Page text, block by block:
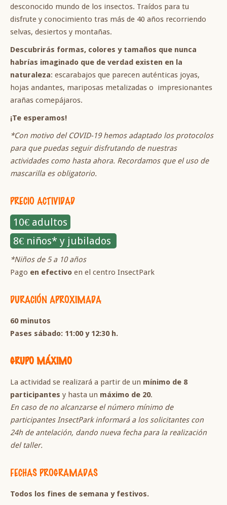
desconocido mundo de los insectos. Traídos para tu
disfrute y conocimiento tras más de 40 años recorriendo
selvas, desiertos y montañas.
Descubrirás formas, colores y tamaños que nunca
habrías imaginado que de verdad existen en la
naturaleza: escarabajos que parecen auténticas joyas,
hojas andantes, mariposas metalizadas o impresionantes
arañas comepájaros.
¡Te esperamos!
*Con motivo del COVID-19 hemos adaptado los protocolos
para que puedas seguir disfrutando de nuestras
actividades como hasta ahora. Recordamos que el uso de
mascarilla es obligatorio.
PRECIO ACTIVIDAD
10€ adultos
8€ niños* y jubilados
*Niños de 5 a 10 años
Pago en efectivo en el centro InsectPark
DURACIÓN APROXIMADA
60 minutos
Pases sábado: 11:00 y 12:30 h.
GRUPO MÁXIMO
La actividad se realizará a partir de un mínimo de 8
participantes y hasta un máximo de 20.
En caso de no alcanzarse el número mínimo de
participantes InsectPark informará a los solicitantes con
24h de antelación, dando nueva fecha para la realización
del taller.
FECHAS PROGRAMADAS
Todos los fines de semana y festivos.